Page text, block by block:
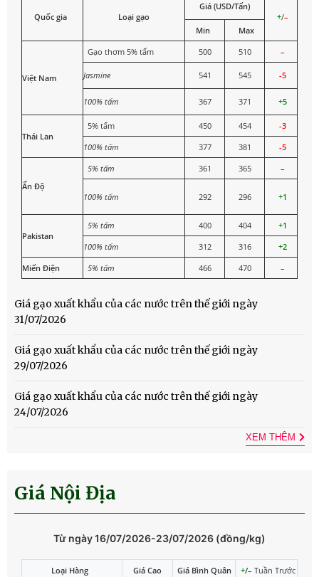
Quốc gia Loại gạo
Giá (USD/Tấn)
+/–
Min
Max
Việt Nam
Gạo thơm 5% tấm 500 510 –
Jasmine 541 545 -5
100% tấm 367 371 +5
Thái Lan
5% tấm 450 454
-3
100% tấm
377 381 -5
Ấn Độ
5% tấm 361 365 –
100% tấm 292 296 +1
Pakistan
5% tấm 400 404
+1
100% tấm
312 316
+2
Miến Điện
5% tấm 466 470 –
Giá gạo xuất khẩu của các nước trên thế giới ngày
31/07/2026
Giá gạo xuất khẩu của các nước trên thế giới ngày
29/07/2026
Giá gạo xuất khẩu của các nước trên thế giới ngày
24/07/2026
XEM THÊM
Giá Nội Địa
Từ ngày 16/07/2026-23/07/2026 (đồng/kg)
Loại Hàng
Giá Cao
Giá Bình Quân +/– Tuần Trước